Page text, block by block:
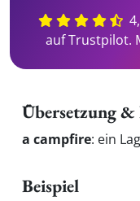
auf Trustpilot.
Übersetzung
a campfire: ein
Beispiel